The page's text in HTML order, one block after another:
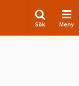
Sök Meny